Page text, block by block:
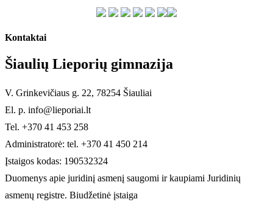
Kontaktai
Šiaulių Lieporių gimnazija
V. Grinkevičiaus g. 22, 78254 Šiauliai
El. p. info@lieporiai.lt
Tel. +370 41 453 258
Administratorė: tel. +370 41 450 214
Įstaigos kodas: 190532324
Duomenys apie juridinį asmenį saugomi ir kaupiami Juridinių
asmenų registre. Biudžetinė įstaiga